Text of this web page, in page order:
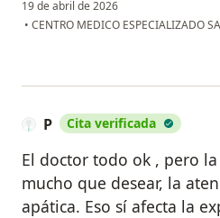
19 de abril de 2026
• CENTRO MEDICO ESPECIALIZADO
P Cita verificada
El doctor todo ok , pero
mucho que desear, la
apática. Eso sí afecta la